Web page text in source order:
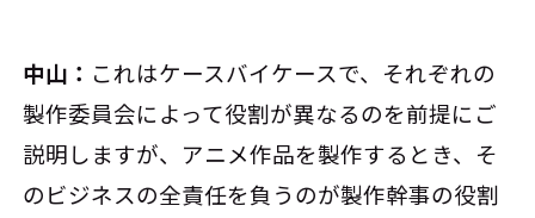
中山： これはケースバイケースで、それぞれの
製作委員会によって役割が異なるのを前提にご
説明しますが、アニメ作品を製作するとき、そ
のビジネスの全責任を負うのが製作幹事の役割